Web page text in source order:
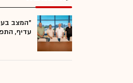
"המצב
עדיף,